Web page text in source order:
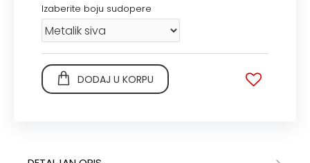
Izaberite boju sudopere
DODAJ U KORPU